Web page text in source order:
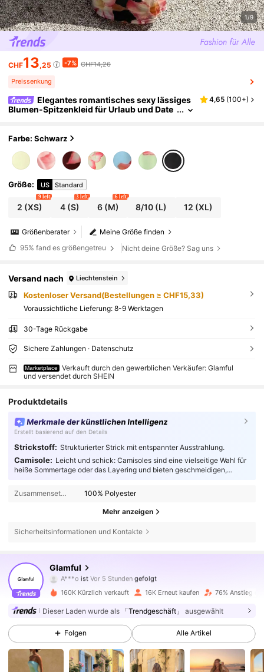
1/9
CHF13,25 -7% CHF14,26
Preissenkung
Elegantes romantisches sexy lässiges
Blumen-Spitzenkleid für Urlaub und Date
4,65 (100+)
Farbe: Schwarz
Größe: US Standard
2 (XS)
9 left
4(S)
3 left
6(M)
6 left
8/10 (L) 12 (XL)
Meine Größe finden
Größenberater
95% fand es größengetreu Nicht deine Größe? Sag uns
Versand nach Liechtenstein
Kostenloser Versand(Bestellungen ≥ CHF15,33)
Voraussichtliche Lieferung: 8-9 Werktagen
30-Tage Rückgabe
Sichere Zahlungen · Datenschutz
Marketplace
Verkauft durch den gewerblichen Verkäufer: Glamful
und versendet durch SHEIN
Produktdetails
Merkmale der künstlichen Intelligenz
Erstellt basierend auf den Details
Strickstoff: Strukturierter Strick mit entspannter Ausstrahlung.
Camisole: Leicht und schick: Camisoles sind eine vielseitige Wahl für
heiße Sommertage oder das Layering und bieten geschmeidigen,
Zusammensetzung:
100% Polyester
Mehr anzeigen
Sicherheitsinformationen und Kontakte
Glamful
A***oist
e***zist am Durchsuchen
4,64
31K Follower
4,64
4,64 31K Follower
160K Kürzlich verkauft 16K Erneut kaufen 76% Anstieg
Dieser Laden wurde als 「Trendgeschäft」 ausgewählt
Folgen Alle Artikel